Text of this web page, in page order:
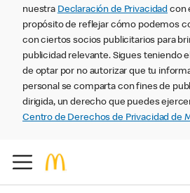
nuestra Declaración de Privacidad con
propósito de reflejar cómo podemos
con ciertos socios publicitarios para
publicidad relevante. Sigues teniendo
de optar por no autorizar que tu
personal se comparta con fines de
dirigida, un derecho que puedes
Centro de Derechos de Privacidad de